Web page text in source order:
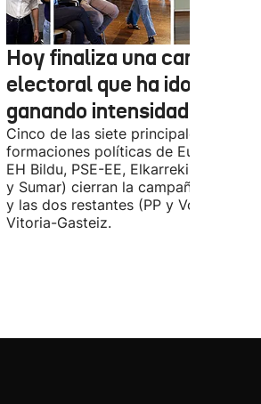
Hoy finaliza una campaña
electoral que ha ido
ganando intensidad
Cinco de las siete principales
formaciones políticas de Euskadi
EH Bildu, PSE-EE, Elkarrekin
y Sumar) cierran la campaña en
y las dos restantes (PP y Vox) en
Vitoria-Gasteiz.